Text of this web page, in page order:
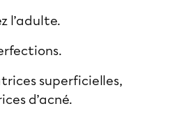
l’adulte.
superficielles,
d’acné.